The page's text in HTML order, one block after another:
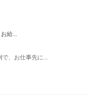
給...
、お仕事先に...